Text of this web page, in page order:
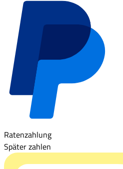
Ratenzahlung
Später zahlen